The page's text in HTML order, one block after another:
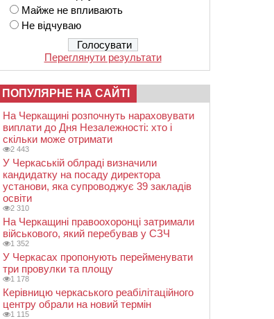
Майже не впливають
Не відчуваю
Переглянути результати
ПОПУЛЯРНЕ НА САЙТІ
На Черкащині розпочнуть нараховувати
виплати до Дня Незалежності: хто і
скільки може отримати
2 443
У Черкаській облраді визначили
кандидатку на посаду директора
установи, яка супроводжує 39 закладів
освіти
2 310
На Черкащині правоохоронці затримали
військового, який перебував у СЗЧ
1 352
У Черкасах пропонують перейменувати
три провулки та площу
1 178
Керівницю черкаського реабілітаційного
центру обрали на новий термін
1 115